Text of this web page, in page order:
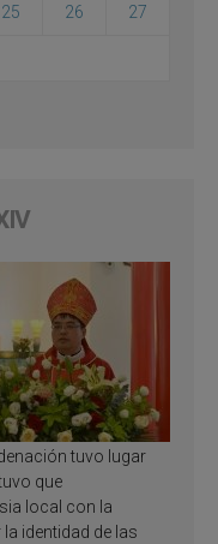
25 26 27
tuvo lugar
que
local con la
identidad de las